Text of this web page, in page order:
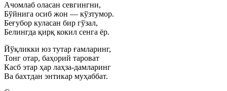
Ачомлаб оласан севгингни,
Бўйнига осиб жон — кўзтумор.
Беғубор куласан бир гўзал,
Белингда қирқ кокил сенга ёр.
Йўқликки юз тутар ғамларинг,
Тонг отар, баҳорий тароват
Касб этар ҳар лаҳза-дамларинг
Ва бахтдан энтикар муҳаббат.